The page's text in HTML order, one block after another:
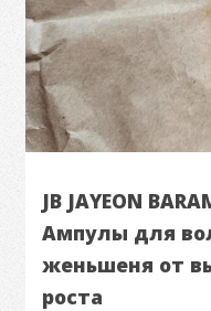
JB JAYEON
Ампулы для
женьшеня от
роста